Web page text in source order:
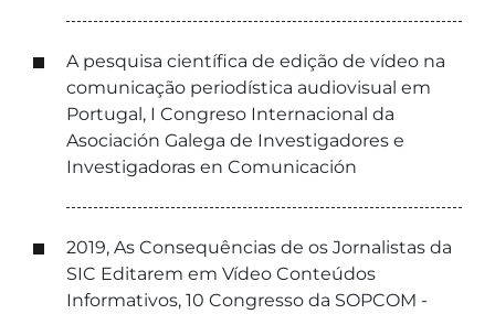
A pesquisa científica de edição de vídeo na
comunicação periodística audiovisual em
Portugal, I Congreso Internacional da
Asociación Galega de Investigadores e
Investigadoras en Comunicación
2019, As Consequências de os Jornalistas da
SIC Editarem em Vídeo Conteúdos
Informativos, 10 Congresso da SOPCOM -